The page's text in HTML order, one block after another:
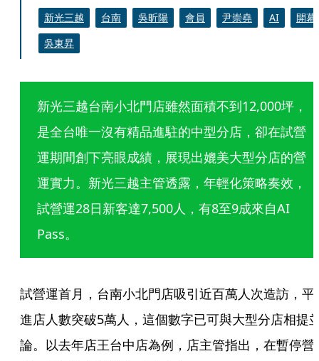
新光三越 台南 吳昕陽 會員 尹崇堯 AI
開幕
吳東昇
新光三越台南小北門店雖然面積不到12,000坪，
是全台唯一沒有精品進駐的中型分店，卻在試營
運期間創下亮眼成績，展現出媲美大型分店的營
運實力。新光三越主管透露，年輕化策略奏效，
試營運28日新客達7,500人，有8至9成來自AI
Pass。
試營運首月，台南小北門店吸引近百萬人次造訪，平
進店人數突破5萬人，這個數字已可與大型分店相提
論。以去年店王台中店為例，店主管指出，在暫停營